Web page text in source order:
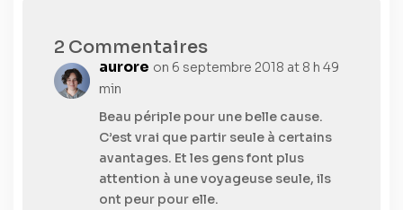
2 Commentaires
aurore on 6 septembre 2018 at 8 h 49
min
Beau périple pour une belle cause.
C’est vrai que partir seule à certains
avantages. Et les gens font plus
attention à une voyageuse seule, ils
ont peur pour elle.